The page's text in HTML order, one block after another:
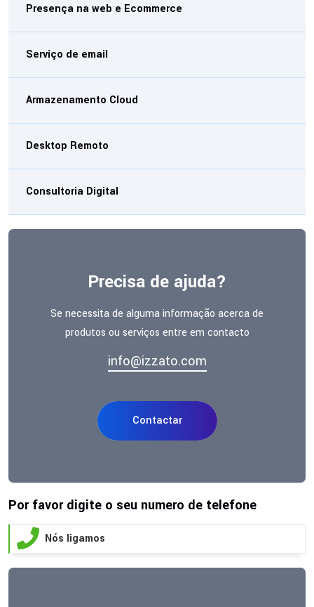
Presença na web e Ecommerce
Serviço de email
Armazenamento Cloud
Desktop Remoto
Consultoria Digital
Precisa de ajuda?
Se necessita de alguma informação acerca de
produtos ou serviços entre em contacto
info@izzato.com
Contactar
Por favor digite o seu numero de telefone
Nós ligamos